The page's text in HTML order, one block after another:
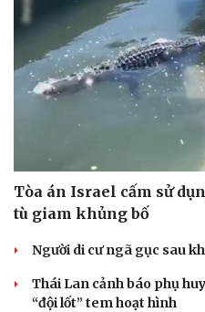
Tòa án Israel cấm sử
tù giam khủng bố
Người di cư ngã gục sau
Thái Lan cảnh báo phụ
“đội lốt” tem hoạt hình